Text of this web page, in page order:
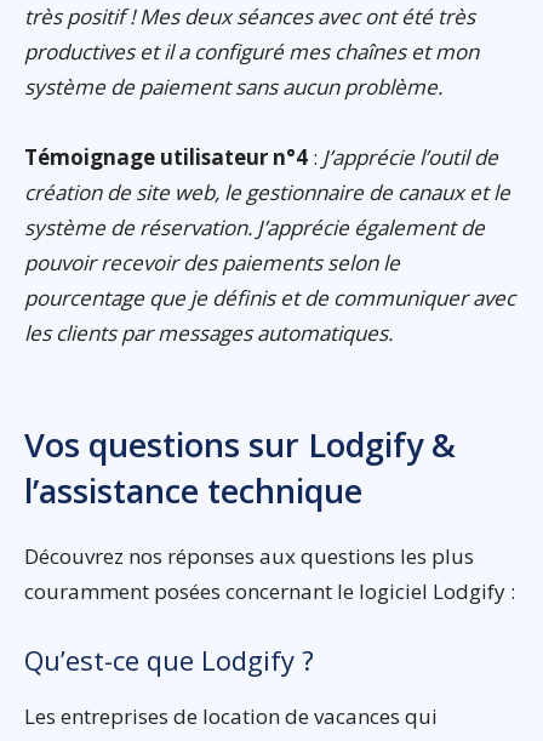
très positif ! Mes deux séances avec ont été très
productives et il a configuré mes chaînes et mon
système de paiement sans aucun problème.
Témoignage utilisateur n°4 : J’apprécie l’outil de
création de site web, le gestionnaire de canaux et le
système de réservation. J’apprécie également de
pouvoir recevoir des paiements selon le
pourcentage que je définis et de communiquer avec
les clients par messages automatiques.
Vos questions sur Lodgify &
l’assistance technique
Découvrez nos réponses aux questions les plus
couramment posées concernant le logiciel Lodgify :
Qu’est-ce que Lodgify ?
Les entreprises de location de vacances qui